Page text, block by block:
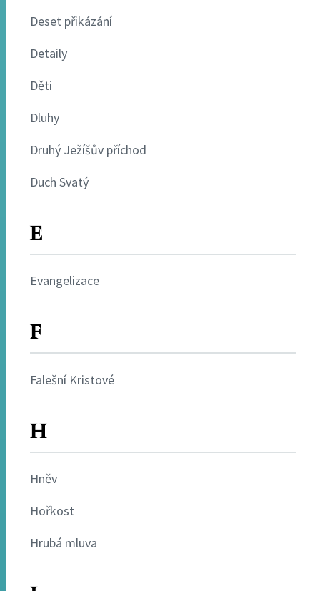
Deset přikázání
Detaily
Děti
Dluhy
Druhý Ježíšův příchod
Duch Svatý
E
Evangelizace
F
Falešní Kristové
H
Hněv
Hořkost
Hrubá mluva